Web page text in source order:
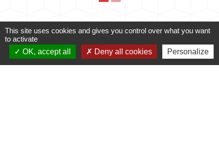
Mairie
This site uses cookies and gives you control over what you want
to activate
OK, accept all
Deny all cookies Personalize